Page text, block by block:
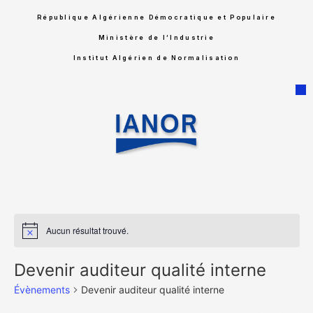
République Algérienne Démocratique et Populaire
Ministère de l’Industrie
Institut Algérien de Normalisation
Notice Aucun résultat trouvé.
Devenir auditeur qualité interne
Évènements Devenir auditeur qualité interne